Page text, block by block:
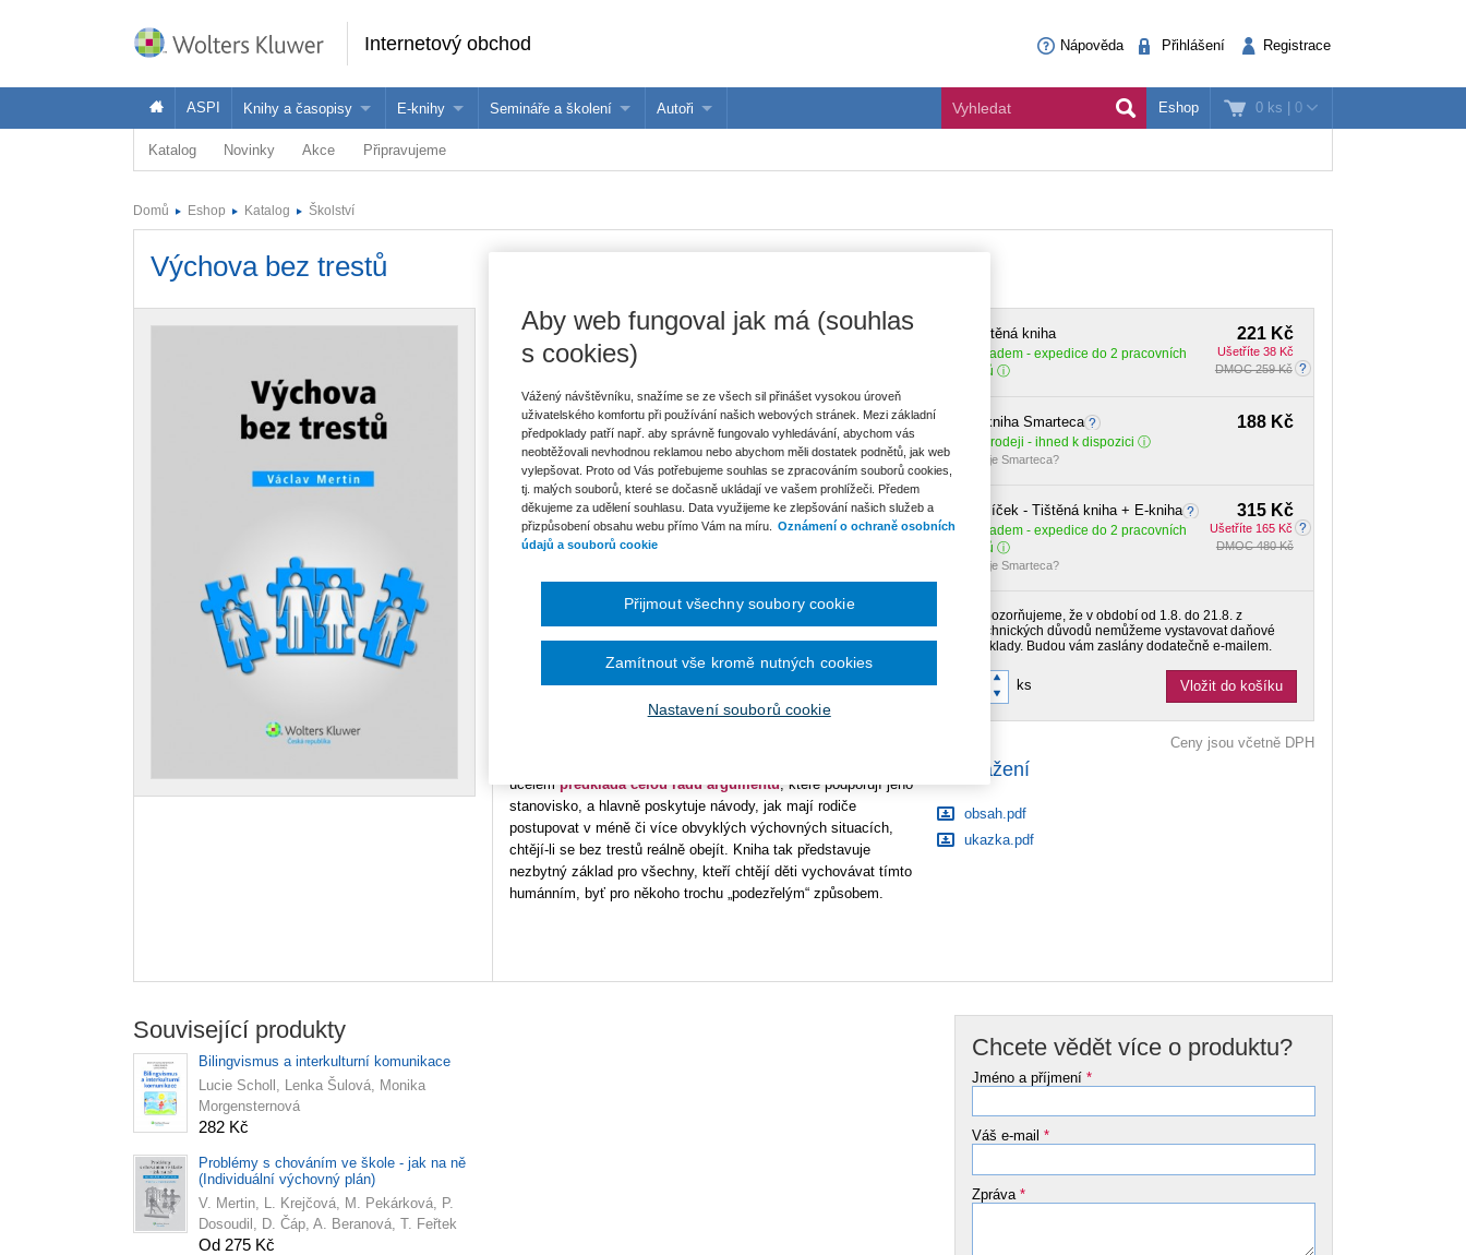
Internetový obchod Nápověda Přihlášení Registrace
0 ks | 0
ASPI Knihy a časopisy
Knihy
E-knihy
Jak na naše e-knihy?
Semináře a školení Autoři Eshop
Katalog Novinky Akce Připravujeme
Domů Eshop Katalog Školství
Výchova bez trestů
221 Kč
Ušetříte 38 Kč
DMOC 259 Kč
Tištěná kniha
Skladem - expedice do 2 pracovních
dnů
188 Kč
E-kniha Smarteca
V prodeji - ihned k dispozici
Co je Smarteca?
315 Kč
Ušetříte 165 Kč
DMOC 480 Kč
Balíček - Tištěná kniha + E-kniha
Skladem - expedice do 2 pracovních
dnů
Co je Smarteca?
Upozorňujeme, že v období od 1.8. do 21.8. z
technických důvodů nemůžeme vystavovat daňové
doklady. Budou vám zaslány dodatečně e-mailem.
ks Vložit do košíku
Ceny jsou včetně DPH
Ke stažení
obsah.pdf
ukazka.pdf
Vydavatel Wolters Kluwer
Autor
Typ publikace ostatní
Vazba brožovaná
Počet stran 124
Typ produktu Tištěná kniha
Zkušený dětský psychologVáclav Mertin si veVýchově bez
klade ambiciózní cíl: Příznivě nakloněné čtenáře
účinný a velmi perspektivní způsob výchovy.
účelempředkládá celou řadu argumentů, které podporují jeho
stanovisko, a hlavně poskytuje návody, jak mají rodiče
postupovat v méně či více obvyklých výchovných situacích,
chtějí-li se bez trestů reálně obejít. Kniha tak představuje
nezbytný základ pro všechny, kteří chtějí děti vychovávat tímto
humánním, byť pro někoho trochu „podezřelým“ způsobem.
Související produkty
Bilingvismus a interkulturní komunikace
Lucie Scholl, Lenka Šulová, Monika
Morgensternová
282 Kč
Problémy s chováním ve škole - jak na ně
(Individuální výchovný plán)
V. Mertin, L. Krejčová, M. Pekárková, P.
Dosoudil, D. Čáp, A. Beranová, T. Feřtek
Od 275 Kč
Chcete vědět více o produktu?
Jméno a příjmení*
Váš e-mail*
Zpráva*
Aby web fungoval jak má (souhlas
s cookies)
Vážený návštěvníku, snažíme se ze všech sil přinášet vysokou úroveň
uživatelského komfortu při používání našich webových stránek. Mezi základní
předpoklady patří např. aby správně fungovalo vyhledávání, abychom vás
neobtěžovali nevhodnou reklamou nebo abychom měli dostatek podnětů, jak web
vylepšovat. Proto od Vás potřebujeme souhlas se zpracováním souborů cookies,
tj. malých souborů, které se dočasně ukládají ve vašem prohlížeči. Předem
děkujeme za udělení souhlasu. Data využijeme ke zlepšování našich služeb a
přizpůsobení obsahu webu přímo Vám na míru. Oznámení o ochraně osobních
údajů a souborů cookie
Nastavení souborů cookie
Zamítnout vše kromě nutných cookies
Přijmout všechny soubory cookie